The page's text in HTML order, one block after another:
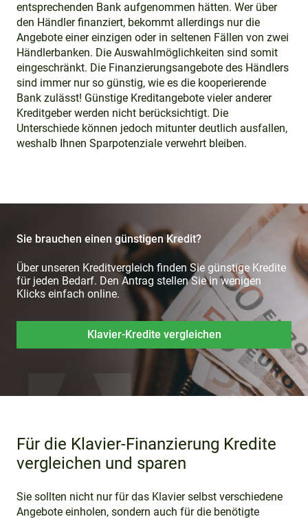
entsprechenden Bank aufgenommen hätten. Wer über
den Händler finanziert, bekommt allerdings nur die
Angebote einer einzigen oder in seltenen Fällen von zwei
Händlerbanken. Die Auswahlmöglichkeiten sind somit
eingeschränkt. Die Finanzierungsangebote des Händlers
sind immer nur so günstig, wie es die kooperierende
Bank zulässt! Günstige Kreditangebote vieler anderer
Kreditgeber werden nicht berücksichtigt. Die
Unterschiede können jedoch mitunter deutlich ausfallen,
weshalb Ihnen Sparpotenziale verwehrt bleiben.
Sie brauchen einen günstigen Kredit?
Über unseren Kreditvergleich finden Sie günstige Kredite
für jeden Bedarf. Den Antrag stellen Sie in wenigen
Klicks einfach online.
Klavier-Kredite vergleichen
Für die Klavier-Finanzierung Kredite
vergleichen und sparen
Sie sollten nicht nur für das Klavier selbst verschiedene
Angebote einholen, sondern auch für die benötigte